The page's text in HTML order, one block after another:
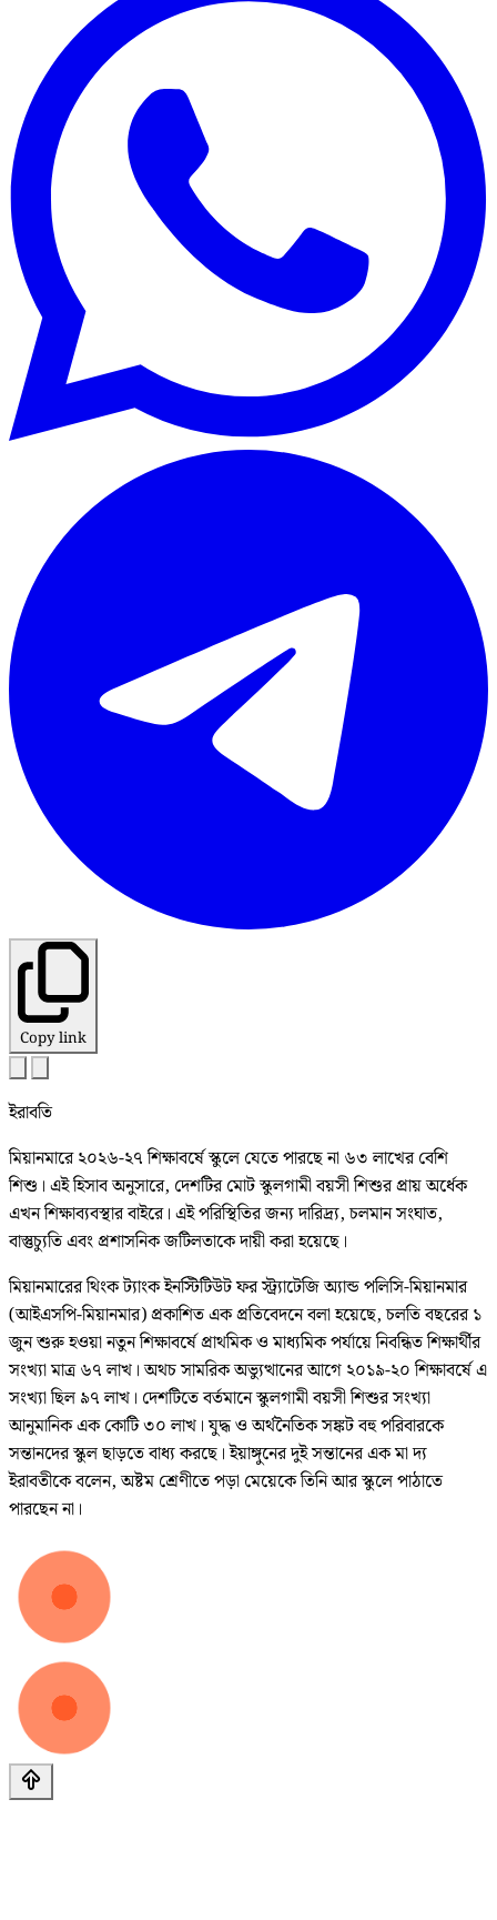
Copy link
ইরাবতি
মিয়ানমারে ২০২৬-২৭ শিক্ষাবর্ষে স্কুলে যেতে পারছে না ৬৩ লাখের বেশি
শিশু। এই হিসাব অনুসারে, দেশটির মোট স্কুলগামী বয়সী শিশুর প্রায় অর্ধেক
এখন শিক্ষাব্যবস্থার বাইরে। এই পরিস্থিতির জন্য দারিদ্র্য, চলমান সংঘাত,
বাস্তুচ্যুতি এবং প্রশাসনিক জটিলতাকে দায়ী করা হয়েছে।
মিয়ানমারের থিংক ট্যাংক ইনস্টিটিউট ফর স্ট্র্যাটেজি অ্যান্ড পলিসি-মিয়ানমার
(আইএসপি-মিয়ানমার) প্রকাশিত এক প্রতিবেদনে বলা হয়েছে, চলতি বছরের ১
জুন শুরু হওয়া নতুন শিক্ষাবর্ষে প্রাথমিক ও মাধ্যমিক পর্যায়ে নিবন্ধিত শিক্ষার্থীর
সংখ্যা মাত্র ৬৭ লাখ। অথচ সামরিক অভ্যুত্থানের আগে ২০১৯-২০ শিক্ষাবর্ষে এ
সংখ্যা ছিল ৯৭ লাখ। দেশটিতে বর্তমানে স্কুলগামী বয়সী শিশুর সংখ্যা
আনুমানিক এক কোটি ৩০ লাখ। যুদ্ধ ও অর্থনৈতিক সঙ্কট বহু পরিবারকে
সন্তানদের স্কুল ছাড়তে বাধ্য করছে। ইয়াঙ্গুনের দুই সন্তানের এক মা দ্য
ইরাবতীকে বলেন, অষ্টম শ্রেণীতে পড়া মেয়েকে তিনি আর স্কুলে পাঠাতে
পারছেন না।